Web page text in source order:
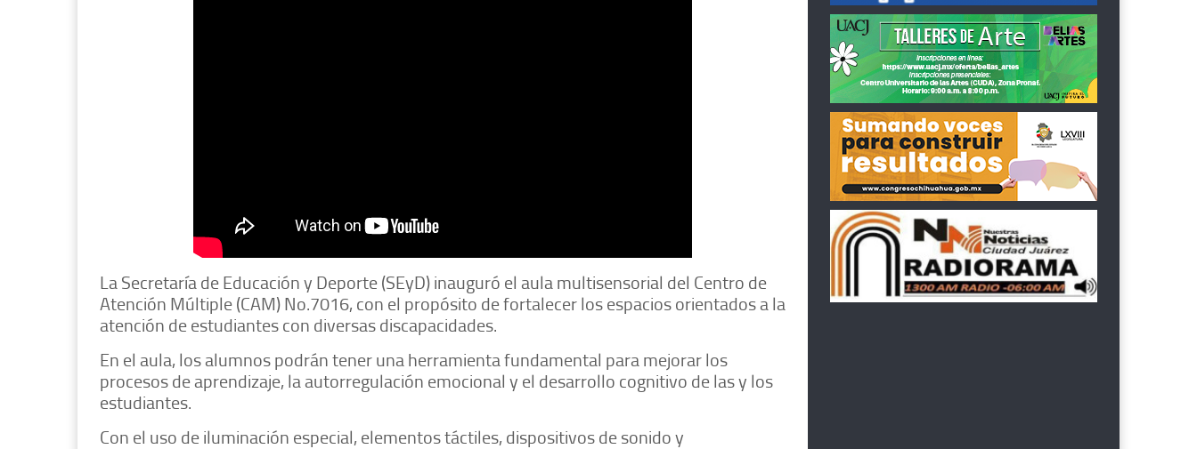
La Secretaría de Educación y Deporte (SEyD) inauguró el aula multisensorial del Centro de
Atención Múltiple (CAM) No.7016, con el propósito de fortalecer los espacios orientados a la
atención de estudiantes con diversas discapacidades.
En el aula, los alumnos podrán tener una herramienta fundamental para mejorar los
procesos de aprendizaje, la autorregulación emocional y el desarrollo cognitivo de las y los
estudiantes.
Con el uso de iluminación especial, elementos táctiles, dispositivos de sonido y